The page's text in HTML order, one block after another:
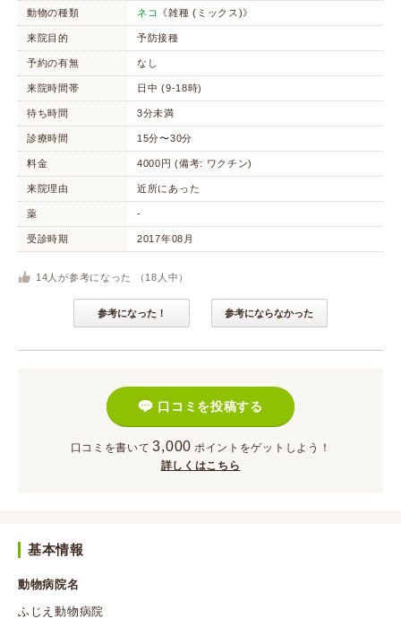
動物の種類 ネコ 《雑種 (ミックス)》
来院目的 予防接種
予約の有無 なし
来院時間帯 日中 (9-18時)
待ち時間 3分未満
診療時間 15分〜30分
料金 4000円 (備考: ワクチン)
来院理由 近所にあった
薬 -
受診時期 2017年08月
14 人が参考になった （ 18 人中）
参考になった！ 参考にならなかった
口コミを投稿する
口コミを書いて 3,000 ポイント をゲットしよう！
詳しくはこちら
基本情報
動物病院名
ふじえ動物病院